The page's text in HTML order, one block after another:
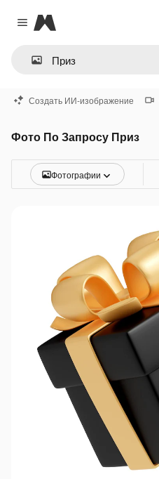
Close menu
Magnific
Создать ИИ-изображение
Фото По Запросу Приз
Фотографии